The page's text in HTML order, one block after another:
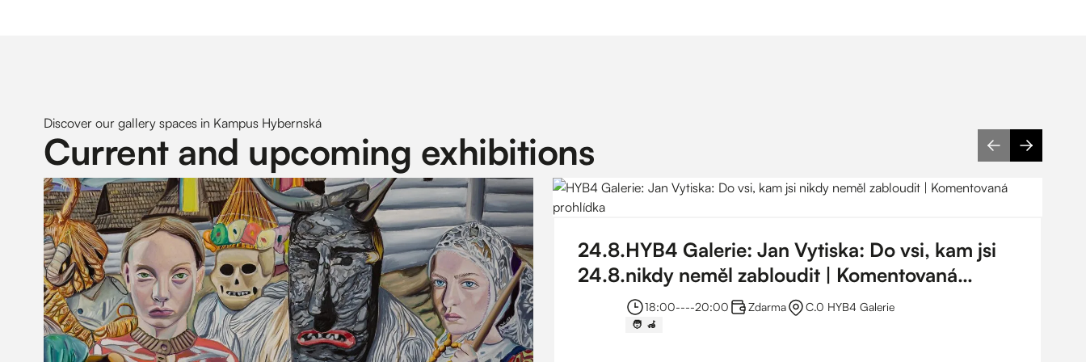
Discover our gallery spaces in Kampus Hybernská
Current and upcoming exhibitions
24.8.
24.8.
HYB4 Galerie: Jan Vytiska: Do vsi, kam jsi
nikdy neměl zabloudit | Komentovaná
prohlídka
18:00----20:00 Zdarma C.0 HYB4 Galerie
🧑 ‍ 🦽